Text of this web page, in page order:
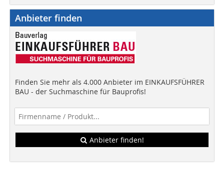
Anbieter finden
Finden Sie mehr als 4.000 Anbieter im EINKAUFSFÜHRER
BAU - der Suchmaschine für Bauprofis!
Anbieter finden!